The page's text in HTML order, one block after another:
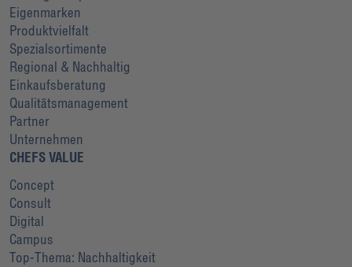
Eigenmarken
Produktvielfalt
Spezialsortimente
Regional & Nachhaltig
Einkaufsberatung
Qualitätsmanagement
Partner
Unternehmen
CHEFS VALUE
Concept
Consult
Digital
Campus
Top-Thema: Nachhaltigkeit